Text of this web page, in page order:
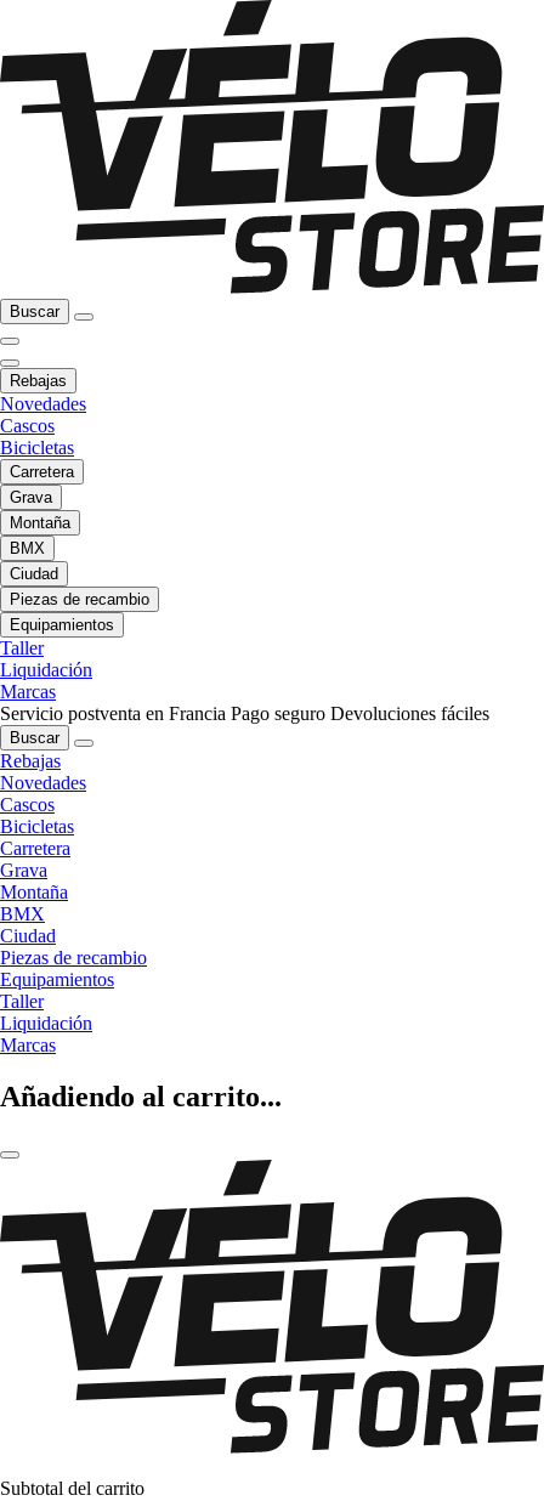
Buscar
Rebajas
Novedades
Cascos
Bicicletas
Carretera
Grava
Montaña
BMX
Ciudad
Piezas de recambio
Equipamientos
Taller
Liquidación
Marcas
Servicio postventa en Francia Pago seguro Devoluciones fáciles
Buscar
Rebajas
Novedades
Cascos
Bicicletas
Carretera
Grava
Montaña
BMX
Ciudad
Piezas de recambio
Equipamientos
Taller
Liquidación
Marcas
Añadiendo al carrito...
Subtotal del carrito